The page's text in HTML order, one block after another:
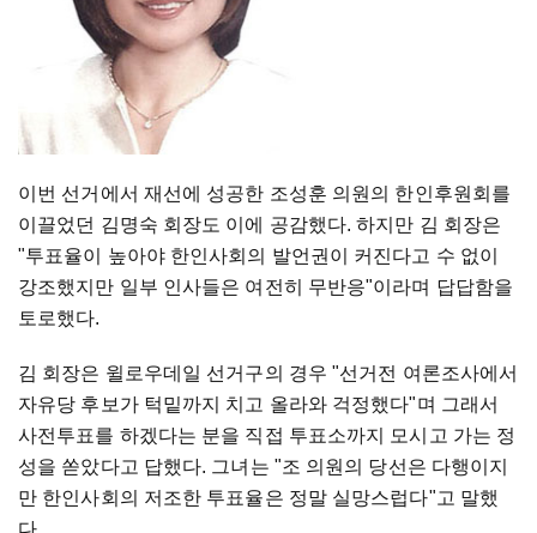
이번 선거에서 재선에 성공한 조성훈 의원의 한인후원회를
이끌었던 김명숙 회장도 이에 공감했다. 하지만 김 회장은
"투표율이 높아야 한인사회의 발언권이 커진다고 수 없이
강조했지만 일부 인사들은 여전히 무반응"이라며 답답함을
토로했다.
김 회장은 윌로우데일 선거구의 경우 "선거전 여론조사에서
자유당 후보가 턱밑까지 치고 올라와 걱정했다"며 그래서
사전투표를 하겠다는 분을 직접 투표소까지 모시고 가는 정
성을 쏟았다고 답했다. 그녀는 "조 의원의 당선은 다행이지
만 한인사회의 저조한 투표율은 정말 실망스럽다"고 말했